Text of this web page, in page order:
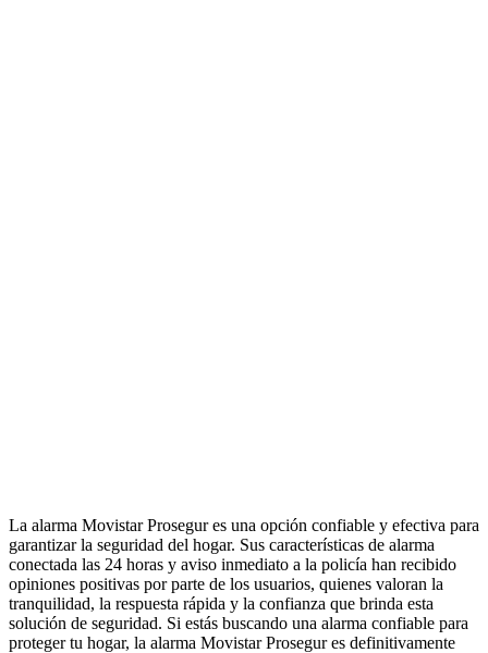
La alarma Movistar Prosegur es una opción confiable y efectiva para
garantizar la seguridad del hogar. Sus características de alarma
conectada las 24 horas y aviso inmediato a la policía han recibido
opiniones positivas por parte de los usuarios, quienes valoran la
tranquilidad, la respuesta rápida y la confianza que brinda esta
solución de seguridad. Si estás buscando una alarma confiable para
proteger tu hogar, la alarma Movistar Prosegur es definitivamente